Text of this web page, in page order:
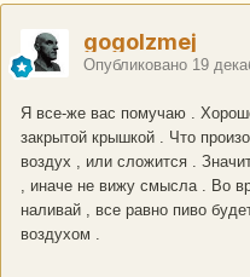
gogolzmej
Опубликовано 19
Я все-же вас помучаю .
закрытой крышкой . Что
воздух , или сложится .
, иначе не вижу смысла . Во
наливай , все равно пиво
воздухом .